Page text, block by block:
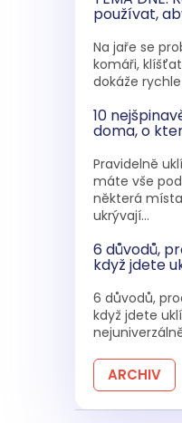
používat,
Na jaře se
komáři,
dokáže
10
doma, o
Pravidelně
máte vše
některá
ukrývají...
6 důvodů,
když jdete
6 důvodů,
když jdete
ARCHIV